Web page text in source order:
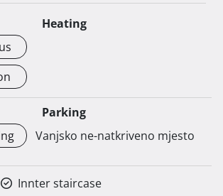
Heating
Parking
Vanjsko ne-natkriveno mjesto
Innter staircase